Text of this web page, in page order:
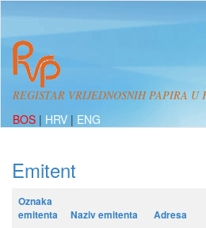
REGISTAR VRIJEDNOSNIH PAPIRA U
BOS | HRV | ENG
Emitent
Oznaka
emitenta
Naziv emitenta Adresa